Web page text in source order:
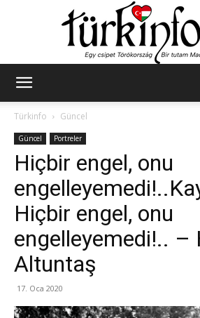
Türkinfo
Güncel
Güncel Portreler
Hiçbir engel, onu
Hiçbir engel, onu
engelleyemedi!.. –
Altuntaş
17. Oca 2020